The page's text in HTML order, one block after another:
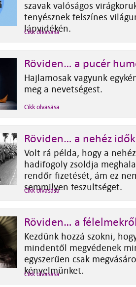
szavak valóságos
tenyésznek felszínes
lápvidékén.
Cikk olvasása
Röviden… a pucér
Hajlamosak vagyunk
meg a nevetségest.
Cikk olvasása
Röviden… a nehéz
Volt rá példa, hogy a
hadifogoly zsoldja
rendőr fizetését, ám ez
semmilyen feszültséget.
Cikk olvasása
Röviden… a
Kezdünk hozzá szokni,
mindentől megvédenek
egyszerűen csak
kényelmünket.
Cikk olvasása